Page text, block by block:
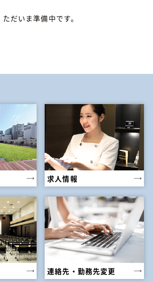
ただいま準備中です。
求人情報
連絡先・勤務先変更